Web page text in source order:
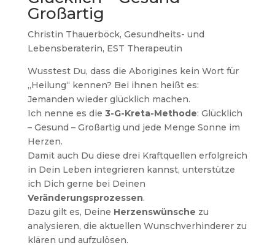
Großartig
Christin Thauerböck, Gesundheits- und
Lebensberaterin, EST Therapeutin
Wusstest Du, dass die Aborigines kein Wort für
„Heilung“ kennen? Bei ihnen heißt es:
Jemanden wieder glücklich machen.
Ich nenne es die 3-G-Kreta-Methode: Glücklich
– Gesund – Großartig und jede Menge Sonne im
Herzen.
Damit auch Du diese drei Kraftquellen erfolgreich
in Dein Leben integrieren kannst, unterstütze
ich Dich gerne bei Deinen
Veränderungsprozessen.
Dazu gilt es, Deine Herzenswünsche zu
analysieren, die aktuellen Wunschverhinderer zu
klären und aufzulösen.